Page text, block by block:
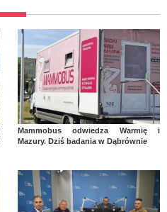
Mammobus odwiedza Warmię i
Mazury. Dziś badania w Dąbrównie